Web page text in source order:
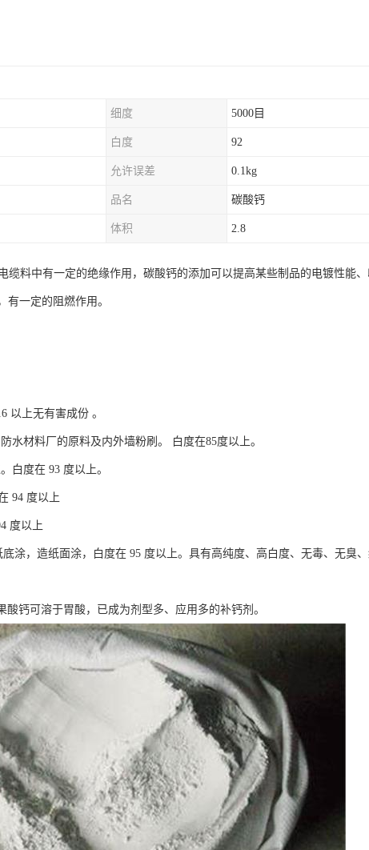
细度 5000目
白度 92
允许误差 0.1kg
品名 碳酸钙
体积 2.8
缆料中有一定的绝缘作用，碳酸钙的添加可以提高某些制品的电镀性能
有一定的阻燃作用。
以上无有害成份 。
水材料厂的原料及内外墙粉刷。 白度在85度以上。
白度在 93 度以上。
94 度以上
度以上
涂，造纸面涂，白度在 95 度以上。具有高纯度、高白度、无毒、无臭
钙可溶于胃酸，已成为剂型多、应用多的补钙剂。